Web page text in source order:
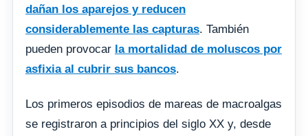
dañan los aparejos y reducen
considerablemente las capturas. También
pueden provocar la mortalidad de moluscos por
asfixia al cubrir sus bancos.
Los primeros episodios de mareas de macroalgas
se registraron a principios del siglo XX y, desde